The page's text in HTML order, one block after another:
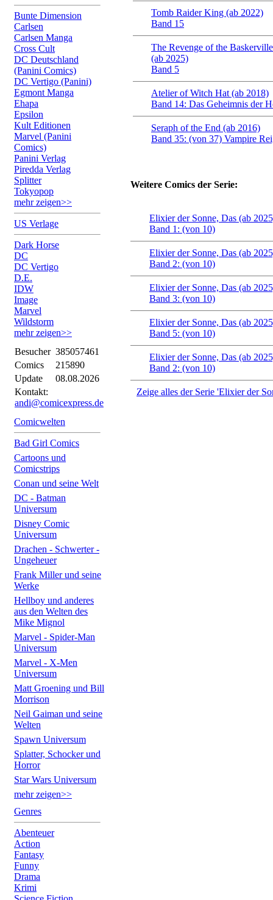
Bunte Dimension
Carlsen
Carlsen Manga
Cross Cult
DC Deutschland
(Panini Comics)
DC Vertigo (Panini)
Egmont Manga
Ehapa
Epsilon
Kult Editionen
Marvel (Panini
Comics)
Panini Verlag
Piredda Verlag
Splitter
Tokyopop
mehr zeigen>>
US Verlage
Dark Horse
DC
DC Vertigo
D.E.
IDW
Image
Marvel
Wildstorm
mehr zeigen>>
Besucher 385057461
Comics
215890
Update
08.08.2026
Kontakt:
andi@comicexpress.de
Comicwelten
Bad Girl Comics
Cartoons und
Comicstrips
Conan und seine Welt
DC - Batman
Universum
Disney Comic
Universum
Drachen - Schwerter -
Ungeheuer
Frank Miller und seine
Werke
Hellboy und anderes
aus den Welten des
Mike Mignol
Marvel - Spider-Man
Universum
Marvel - X-Men
Universum
Matt Groening und Bill
Morrison
Neil Gaiman und seine
Welten
Spawn Universum
Splatter, Schocker und
Horror
Star Wars Universum
mehr zeigen>>
Genres
Abenteuer
Action
Fantasy
Funny
Drama
Krimi
Tomb Raider King (ab 2022)
Band 15
The Revenge of the
(ab 2025)
Band 5
Atelier of Witch Hat (ab 2018)
Band 14: Das Geheimnis der
Seraph of the End (ab 2016)
Band 35: (von 37) Vampire
Weitere Comics der Serie:
Elixier der Sonne, Das (ab
Band 1: (von 10)
Elixier der Sonne, Das (ab
Band 2: (von 10)
Elixier der Sonne, Das (ab
Band 3: (von 10)
Elixier der Sonne, Das (ab
Band 5: (von 10)
Elixier der Sonne, Das (ab
Band 2: (von 10)
Zeige alles der Serie 'Elixier der